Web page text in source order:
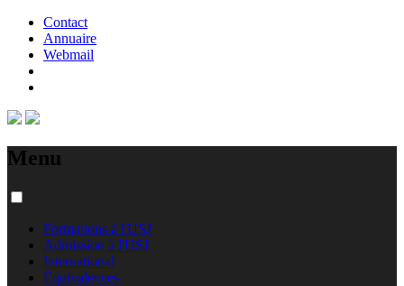
Contact
Annuaire
Webmail
Menu
Formations à l'USJ
Admission à l'USJ
International
Équivalences